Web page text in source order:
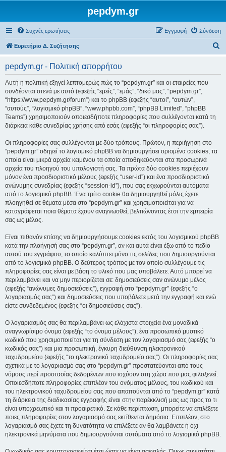
pepdym.gr
Συχνές ερωτήσεις Σύνδεση
Εγγραφή
Ευρετήριο Δ. Συζήτησης
pepdym.gr - Πολιτική απορρήτου
Αυτή η πολιτική εξηγεί λεπτομερώς πώς το “pepdym.gr” και οι εταιρείες που
συνδέονται στενά με αυτό (εφεξής “εμείς”, “εμάς”, “δικό μας”, “pepdym.gr”,
“https://www.pepdym.gr/forum”) και το phpBB (εφεξής “αυτοί”, “αυτών”,
“αυτούς”, “λογισμικό phpBB”, “www.phpbb.com”, “phpBB Limited”, “phpBB
Teams”) χρησιμοποιούν οποιεσδήποτε πληροφορίες που συλλέγονται κατά τη
διάρκεια κάθε συνεδρίας χρήσης από εσάς (εφεξής “οι πληροφορίες σας”).
Οι πληροφορίες σας συλλέγονται με δύο τρόπους. Πρώτον, η περιήγηση στο
“pepdym.gr” οδηγεί το λογισμικό phpBB να δημιουργήσει ορισμένα cookies, τα
οποία είναι μικρά αρχεία κειμένου τα οποία αποθηκεύονται στα προσωρινά
αρχεία του πλοηγού του υπολογιστή σας. Τα πρώτα δύο cookies περιέχουν
μόνον ένα προσδιοριστικό μέλους (εφεξής “user-id”) και ένα προσδιοριστικό
ανώνυμης συνεδρίας (εφεξής “session-id”), που σας εκχωρούνται αυτόματα
από το λογισμικό phpBB. Ένα τρίτο cookie θα δημιουργηθεί μόλις έχετε
πλοηγηθεί σε θέματα μέσα στο “pepdym.gr” και χρησιμοποιείται για να
καταγράφεται ποια θέματα έχουν αναγνωσθεί, βελτιώνοντας έτσι την εμπειρία
σας ως μέλος.
Είναι πιθανόν επίσης να δημιουργήσουμε cookies εκτός του λογισμικού phpBB
κατά την πλοήγησή σας στο “pepdym.gr”, αν και αυτά είναι έξω από το πεδίο
αυτού του εγγράφου, το οποίο καλύπτει μόνο τις σελίδες που δημιουργούνται
από το λογισμικό phpBB. Ο δεύτερος τρόπος με τον οποίο συλλέγουμε τις
πληροφορίες σας είναι με βάση το υλικό που μας υποβάλετε. Αυτό μπορεί να
περιλαμβάνει και να μην περιορίζεται σε: δημοσιεύσεις σαν ανώνυμο μέλος
(εφεξής “ανώνυμες δημοσιεύσεις”), εγγραφή στο “pepdym.gr” (εφεξής “ο
λογαριασμός σας”) και δημοσιεύσεις που υποβάλετε μετά την εγγραφή και ενώ
είστε συνδεδεμένος (εφεξής “οι δημοσιεύσεις σας”).
Ο λογαριασμός σας θα περιλαμβάνει ως ελάχιστα στοιχεία ένα μοναδικά
αναγνωρίσιμο όνομα (εφεξής “το όνομα μέλους”), ένα προσωπικό μυστικό
κωδικό που χρησιμοποιείται για τη σύνδεση με τον λογαριασμό σας (εφεξής “ο
κωδικός σας”) και μια προσωπική, έγκυρη διεύθυνση ηλεκτρονικού
ταχυδρομείου (εφεξής “το ηλεκτρονικό ταχυδρομείο σας”). Οι πληροφορίες σας
σχετικά με το λογαριασμό σας στο “pepdym.gr” προστατεύονται από τους
νόμους περί προστασίας δεδομένων που ισχύουν στη χώρα που μας φιλοξενεί.
Οποιεσδήποτε πληροφορίες επιπλέον του ονόματος μέλους, του κωδικού και
του ηλεκτρονικού ταχυδρομείου σας που απαιτούνται από το “pepdym.gr” κατά
τη διάρκεια της διαδικασίας εγγραφής είναι στην παρέκκλισή μας ως προς το τι
είναι υποχρεωτικό και τι προαιρετικό. Σε κάθε περίπτωση, μπορείτε να επιλέξετε
ποιες πληροφορίες στον λογαριασμό σας εκτίθενται δημόσια. Επιπλέον, στο
λογαριασμό σας έχετε τη δυνατότητα να επιλέξετε αν θα λαμβάνετε ή όχι
ηλεκτρονικά μηνύματα που δημιουργούνται αυτόματα από το λογισμικό phpBB.